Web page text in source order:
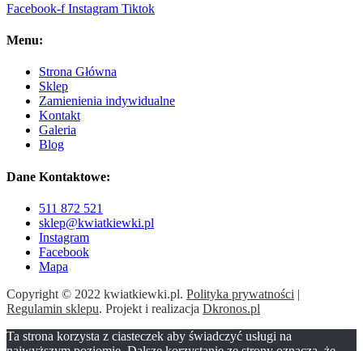
Facebook-f Instagram Tiktok
Menu:
Strona Główna
Sklep
Zamienienia indywidualne
Kontakt
Galeria
Blog
Dane Kontaktowe:
511 872 521
sklep@kwiatkiewki.pl
Instagram
Facebook
Mapa
Copyright © 2022 kwiatkiewki.pl. Polityka prywatności |
Regulamin sklepu. Projekt i realizacja Dkronos.pl
Ta strona korzysta z ciasteczek aby świadczyć usługi na